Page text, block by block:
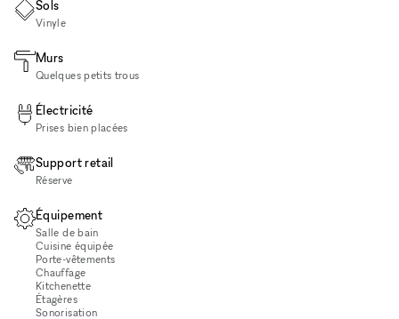
Sols
Vinyle
Murs
Quelques petits trous
Électricité
Prises bien placées
Support retail
Réserve
Équipement
Salle de bain
Cuisine équipée
Porte-vêtements
Chauffage
Kitchenette
Étagères
Sonorisation